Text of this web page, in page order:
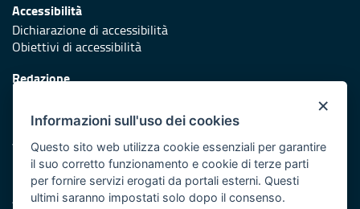
Accessibilità
Dichiarazione di accessibilità
Obiettivi di accessibilità
Redazione
Protezione civile
Vai al sito di Protezione Civile Puglia
Iniziativa finanziata con risorse del POR Puglia 2014/2020 -
Asse XI
×
Informazioni sull'uso dei cookies
Questo sito web utilizza cookie essenziali per garantire
il suo corretto funzionamento e cookie di terze parti
per fornire servizi erogati da portali esterni. Questi
ultimi saranno impostati solo dopo il consenso.